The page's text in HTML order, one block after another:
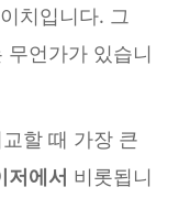
치입니다. 그
언가가 있습니
할 때 가장 큰
저에서 비롯됩니